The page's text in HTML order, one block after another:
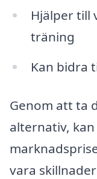
Hjälper till
träning
Kan bidra
Genom att ta
alternativ,
vara